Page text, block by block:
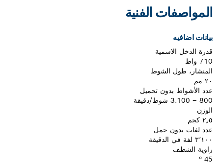
المواصفات الفنية
بيانات اضافيه
قدرة الدخل الاسمية
710 واط
المنشار، طول الشوط
عدد الأشواط بدون تحميل
800 – 3.100 شوط/دقيقة
الوزن
٢٫٥ كجم
عدد لفات بدون حمل
٣٬١٠٠ لفة في الدقيقة
زاوية الشطف
45 °